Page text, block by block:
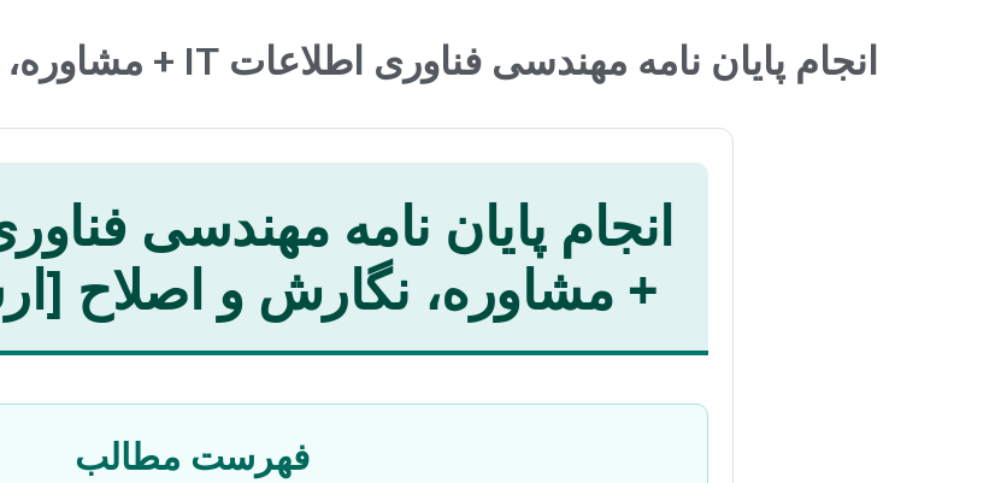
انجام پایان نامه مهندسی فناوری اطلاعات IT + مشاوره، نگارش و اصلاح [ارشد و دکتری]
+ مشاوره، نگارش و اصلاح
فهرست مطالب